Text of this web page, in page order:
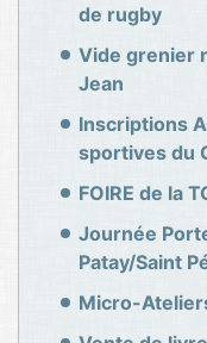
de rugby
Vide grenier
Jean
Inscriptions
sportives du
FOIRE de la
Journée
Patay/Saint
Micro-